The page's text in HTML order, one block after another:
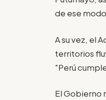
de ese
A su vez, el
territorios
"Perú
El Gobierno